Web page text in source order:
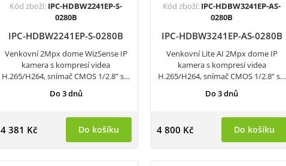
Kód zboží: IPC-HDBW2241EP-S-
0280B
IPC-HDBW2241EP-S-0280B
Venkovní 2Mpx dome WizSense IP
kamera s kompresí videa
H.265/H264, snímač CMOS 1/2.8” s…
Do 3 dnů
4 381 Kč Do košíku
Kód zboží: IPC-HDBW3241EP-AS-
0280B
IPC-HDBW3241EP-AS-0280B
Venkovní Lite AI 2Mpx dome IP
kamera s kompresí videa
H.265/H264, snímač CMOS 1/2.8” s…
Do 3 dnů
4 800 Kč Do košíku